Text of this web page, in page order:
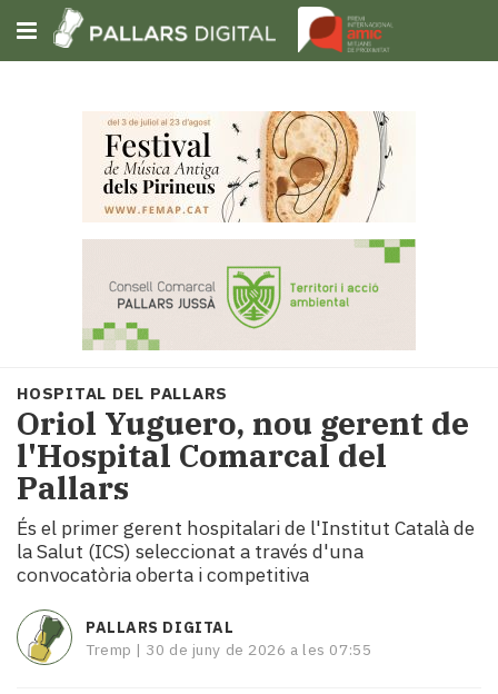
Subscriu-t'hi
Portada
Societat
Política
i
municipis
Economia
turisme
Cultura
Mai
tant!
TV
HOSPITAL DEL PALLARS
​Oriol Yuguero, nou gerent de
l'Hospital Comarcal del
Pallars
És el primer gerent hospitalari de l'Institut Català de
la Salut (ICS) seleccionat a través d'una
convocatòria oberta i competitiva
PALLARS DIGITAL
Tremp | 30 de juny de 2026 a les 07:55